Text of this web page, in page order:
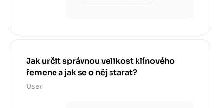
Jak určit správnou velikost klínového
řemene a jak se o něj starat?
User